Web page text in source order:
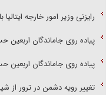
رایزنی وزیر امور خارجه ایتالیا
پیاده روی جاماندگان اربعین
پیاده روی جاماندگان اربعین
تغییر رویه دشمن در ترور از